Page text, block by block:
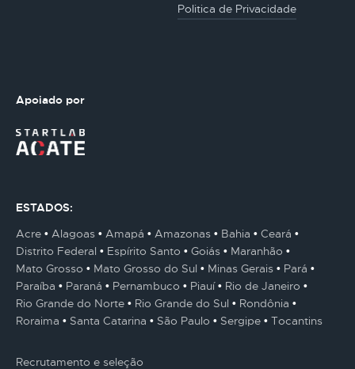
Politica de Privacidade
Apoiado por
ESTADOS:
Acre
Alagoas Amapá Amazonas Bahia
Ceará
Distrito Federal
Espírito Santo Goiás
Maranhão
Mato Grosso
Mato Grosso do Sul Minas Gerais
Pará
Paraíba
Paraná Pernambuco Piauí
Rio de Janeiro
Rio Grande do Norte
Rio Grande do Sul
Rondônia
Roraima
Santa Catarina São Paulo Sergipe Tocantins
Recrutamento e seleção